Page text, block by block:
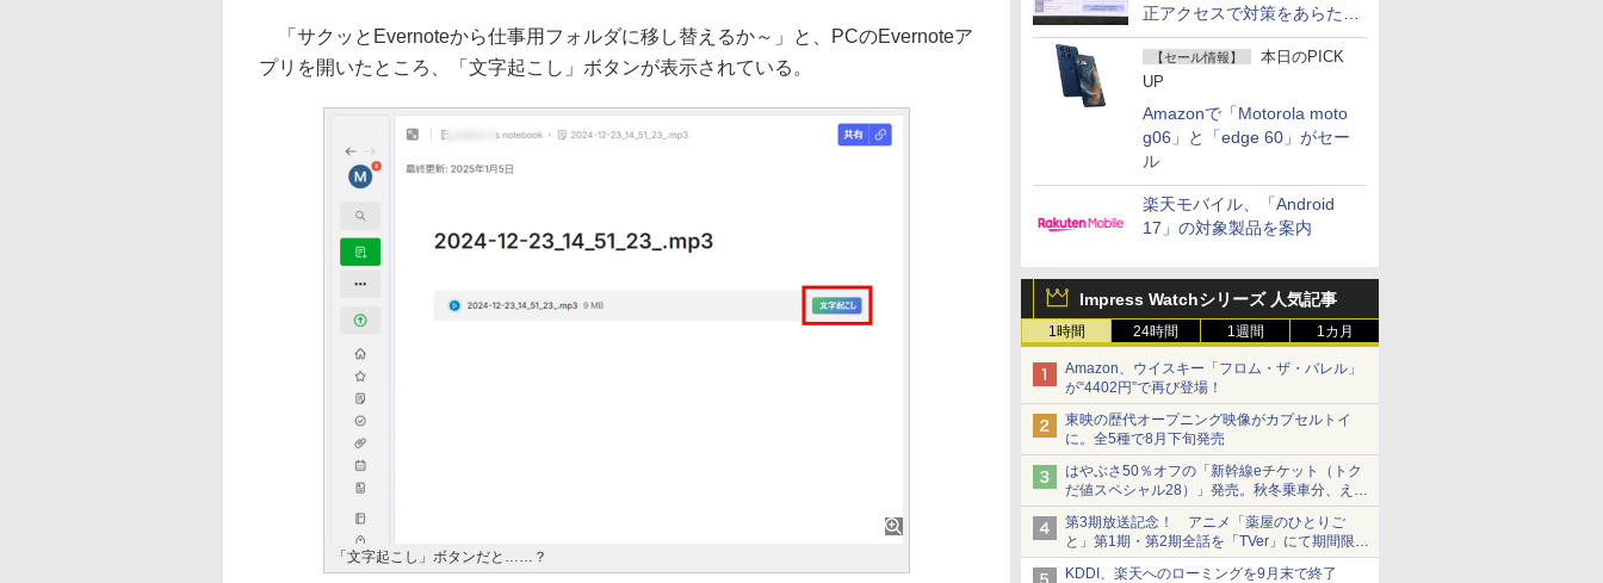
正アクセスで対策をあらため
て説明
【セール情報】
本日のPICK
UP
Amazonで「Motorola moto
g06」と「edge 60」がセー
ル
楽天モバイル、「Android
17」の対象製品を案内
Impress Watchシリーズ 人気記事
1時間 24時間 1週間 1カ月
Amazon、ウイスキー「フロム・ザ・バレル」
が“4402円”で再び登場！
東映の歴代オープニング映像がカプセルトイ
に。全5種で8月下旬発売
はやぶさ50％オフの「新幹線eチケット（トク
だ値スペシャル28）」発売。秋冬乗車分、えき
ねっと限定
第3期放送記念！ アニメ「薬屋のひとりご
と」第1期・第2期全話を「TVer」にて期間限定
で順次無料配信開始
KDDI、楽天へのローミングを9月末で終了
「サクッとEvernoteから仕事用フォルダに移し替えるか～」と、PCのEvernoteア
プリを開いたところ、「文字起こし」ボタンが表示されている。
「文字起こし」ボタンだと……？